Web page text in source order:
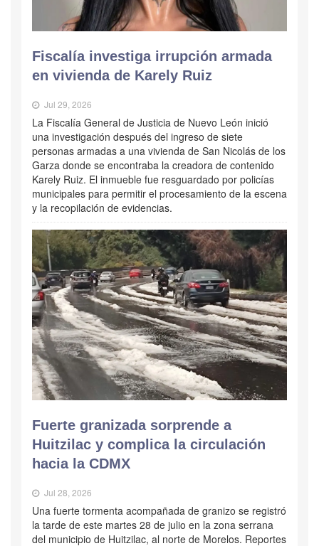
Fiscalía investiga irrupción armada
en vivienda de Karely Ruiz
Jul 29, 2026
La Fiscalía General de Justicia de Nuevo León inició
una investigación después del ingreso de siete
personas armadas a una vivienda de San Nicolás de los
Garza donde se encontraba la creadora de contenido
Karely Ruiz. El inmueble fue resguardado por policías
municipales para permitir el procesamiento de la escena
y la recopilación de evidencias.
Fuerte granizada sorprende a
Huitzilac y complica la circulación
hacia la CDMX
Jul 28, 2026
Una fuerte tormenta acompañada de granizo se registró
la tarde de este martes 28 de julio en la zona serrana
del municipio de Huitzilac, al norte de Morelos. Reportes